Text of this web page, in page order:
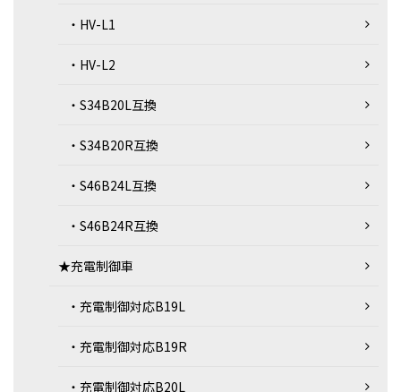
・HV-L1
・HV-L2
・S34B20L互換
・S34B20R互換
・S46B24L互換
・S46B24R互換
★充電制御車
・充電制御対応B19L
・充電制御対応B19R
・充電制御対応B20L